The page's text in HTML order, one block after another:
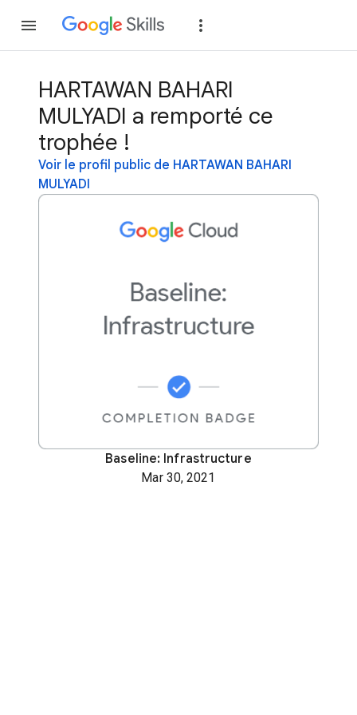
HARTAWAN BAHARI
MULYADI a remporté ce
trophée !
Voir le profil public de HARTAWAN BAHARI
MULYADI